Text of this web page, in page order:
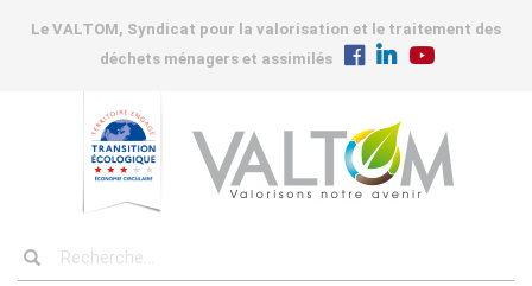
Le VALTOM, Syndicat pour la valorisation et le traitement des
déchets ménagers et assimilés